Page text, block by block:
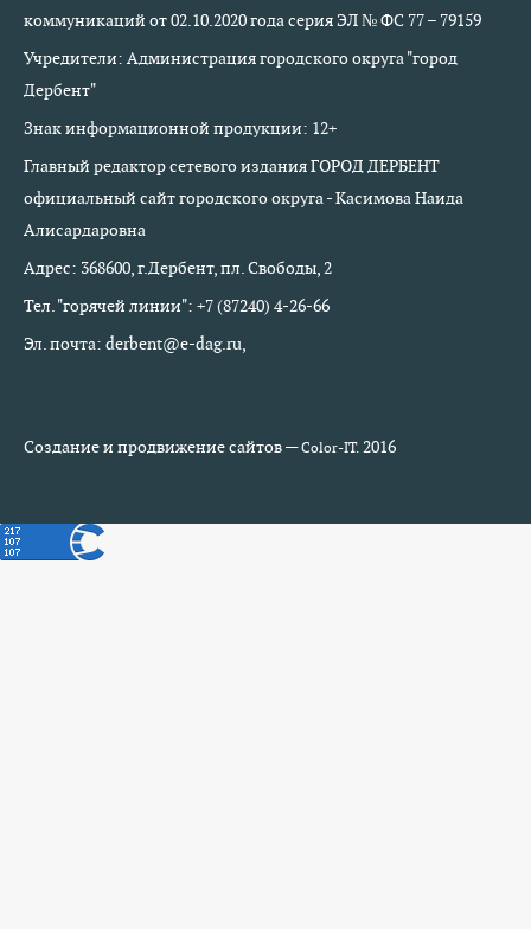
коммуникаций от 02.10.2020 года серия ЭЛ № ФС 77 – 79159
Учредители: Администрация городского округа "город
Дербент"
Знак информационной продукции: 12+
Главный редактор сетевого издания ГОРОД ДЕРБЕНТ
официальный сайт городского округа - Касимова Наида
Алисардаровна
Адрес: 368600, г.Дербент, пл. Свободы, 2
Тел. "горячей линии": +7 (87240) 4-26-66
Эл. почта: derbent@e-dag.ru,
Создание и продвижение сайтов —Color-IT.2016